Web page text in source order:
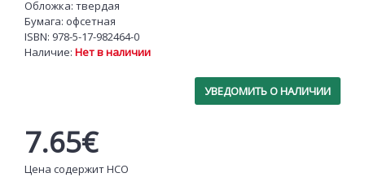
Обложка: твердая
Бумага: офсетная
ISBN: 978-5-17-982464-0
Наличие: Нет в наличии
УВЕДОМИТЬ О НАЛИЧИИ
7.65€
Цена содержит НСО